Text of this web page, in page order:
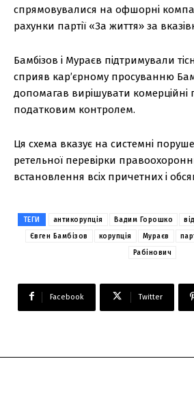
спрямовувалися на офшорні
рахунки партії «За життя» за
Бамбізов і Мураєв підтримували
сприяв кар’єрному просуванню
допомагав вирішувати комерційні
податковим контролем.
Ця схема вказує на системні
ретельної перевірки
встановлення всіх причетних і
ТЕГИ антикорупція Вадим Горошко
Євген Бамбізов
корупція Мураєв
Рабінович
Facebook Twitter